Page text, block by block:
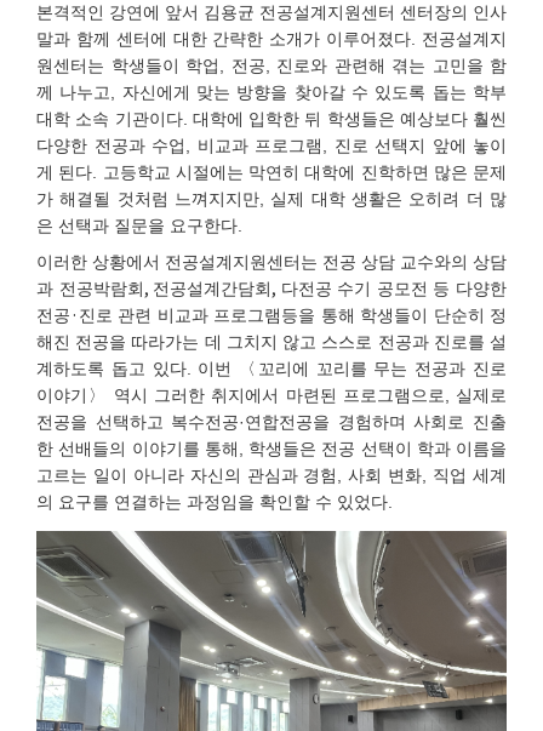
본격적인 강연에 앞서 김용균 전공설계지원센터 센터장의 인사
말과 함께 센터에 대한 간략한 소개가 이루어졌다. 전공설계지
원센터는 학생들이 학업, 전공, 진로와 관련해 겪는 고민을 함
께 나누고, 자신에게 맞는 방향을 찾아갈 수 있도록 돕는 학부
대학 소속 기관이다. 대학에 입학한 뒤 학생들은 예상보다 훨씬
다양한 전공과 수업, 비교과 프로그램, 진로 선택지 앞에 놓이
게 된다. 고등학교 시절에는 막연히 대학에 진학하면 많은 문제
가 해결될 것처럼 느껴지지만, 실제 대학 생활은 오히려 더 많
은 선택과 질문을 요구한다.
이러한 상황에서 전공설계지원센터는 전공 상담 교수와의 상담
과 전공박람회 , 전공설계간담회 , 다전공 수기 공모전 등 다양한
전공 · 진로 관련 비교과 프로그램등을 통해 학생들이 단순히 정
해진 전공을 따라가는 데 그치지 않고 스스로 전공과 진로를 설
계하도록 돕고 있다. 이번 〈꼬리에 꼬리를 무는 전공과 진로
이야기〉 역시 그러한 취지에서 마련된 프로그램으로, 실제로
전공을 선택하고 복수전공·연합전공을 경험하며 사회로 진출
한 선배들의 이야기를 통해, 학생들은 전공 선택이 학과 이름을
고르는 일이 아니라 자신의 관심과 경험, 사회 변화, 직업 세계
의 요구를 연결하는 과정임을 확인할 수 있었다.